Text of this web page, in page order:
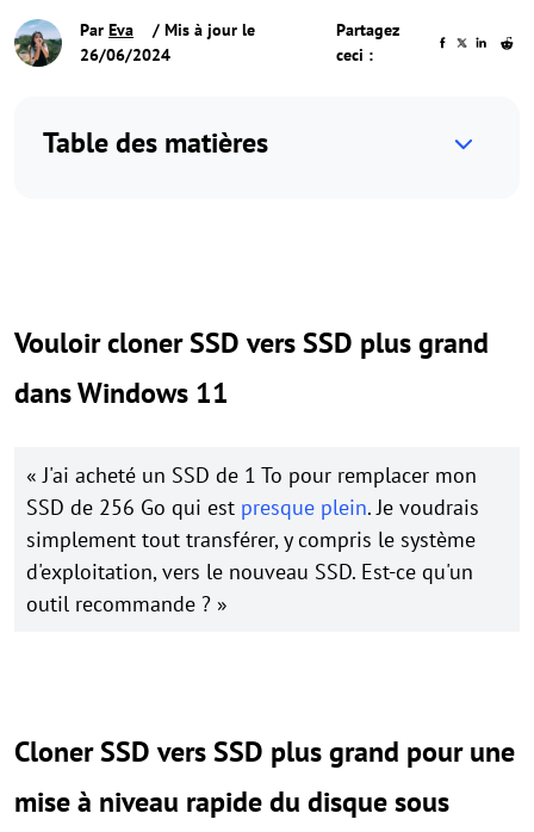
Par Eva
/ Mis à jour le
26/06/2024
Partagez
ceci :
Table des matières
Vouloir cloner SSD vers SSD plus grand
dans Windows 11
« J'ai acheté un SSD de 1 To pour remplacer mon
SSD de 256 Go qui est presque plein. Je voudrais
simplement tout transférer, y compris le système
d'exploitation, vers le nouveau SSD. Est-ce qu'un
outil recommande ? »
Cloner SSD vers SSD plus grand pour une
mise à niveau rapide du disque sous